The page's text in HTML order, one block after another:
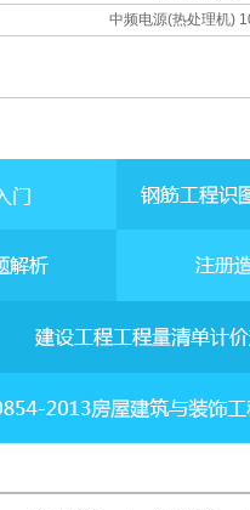
中频电源(热处理机)